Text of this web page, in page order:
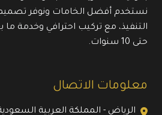
نستخدم أفضل الخامات ونوفر
التنفيذ، مع تركيب احترافي وخدمة
حتى 10 سنوات.
معلومات الاتصال
الرياض - المملكة العربية